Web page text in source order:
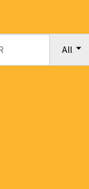
All